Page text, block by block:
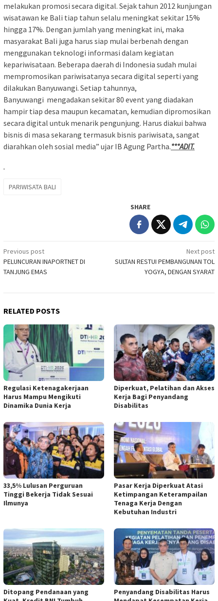
melakukan promosi secara digital. Sejak tahun 2012 kunjungan
wisatawan ke Bali tiap tahun selalu meningkat sekitar 15%
hingga 17%. Dengan jumlah yang meningkat ini, maka
masyarakat Bali juga harus siap mulai berbenah dengan
menggunakan teknologi informasi dalam kegiatan
kepariwisataan. Beberapa daerah di Indonesia sudah mulai
mempromosikan pariwisatanya secara digital seperti yang
dilakukan Banyuwangi. Setiap tahunnya,
Banyuwangi mengadakan sekitar 80 event yang diadakan
hampir tiap desa maupun kecamatan, kemudian dipromosikan
secara digital untuk menarik pengunjung. Harus diakui bahwa
bisnis di masa sekarang termasuk bisnis pariwisata, sangat
diarahkan oleh sosial media” ujar IB Agung Partha.***ADIT.
PARIWISATA BALI
SHARE
Post
navigation
Previous post
PELUNCURAN INAPORTNET DI
TANJUNG EMAS
Next post
SULTAN RESTUI PEMBANGUNAN TOL
YOGYA, DENGAN SYARAT
RELATED POSTS
Regulasi Ketenagakerjaan
Harus Mampu Mengikuti
Dinamika Dunia Kerja
Diperkuat, Pelatihan dan Akses
Kerja Bagi Penyandang
Disabilitas
33,5% Lulusan Perguruan
Tinggi Bekerja Tidak Sesuai
Ilmunya
Pasar Kerja Diperkuat Atasi
Ketimpangan Keterampailan
Tenaga Kerja Dengan
Kebutuhan Industri
Ditopang Pendanaan yang
Penyandang Disabilitas Harus